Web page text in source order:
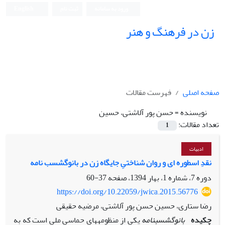
زن در فرهنگ و هنر
صفحه اصلی
فهرست مقالات
نویسنده =حسن پور آلاشتی، حسین
تعداد مقالات:
1
ادبیات
نقدِ اسطوره ای و روان شناختیِ جایگاه زن در بانوگشسب نامه
دوره 7، شماره 1، بهار 1394، صفحه
37-60
https://doi.org/10.22059/jwica.2015.56776
رضا ستاری، حسین حسن پور آلاشتی، مرضیه حقیقی
چکیده بانوگشسب‏نامهیکی از منظومه‏های حماسی ملی است که به